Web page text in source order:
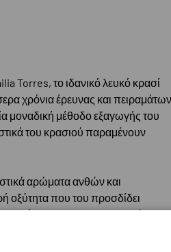
Torres, το ιδανικό λευκό κρασί
χρόνια έρευνας και
μοναδική μέθοδο εξαγωγής του
του κρασιού παραμένουν
αρώματα ανθών και
οξύτητα που του προσδίδει
8°C, το Natureo Muscat είναι